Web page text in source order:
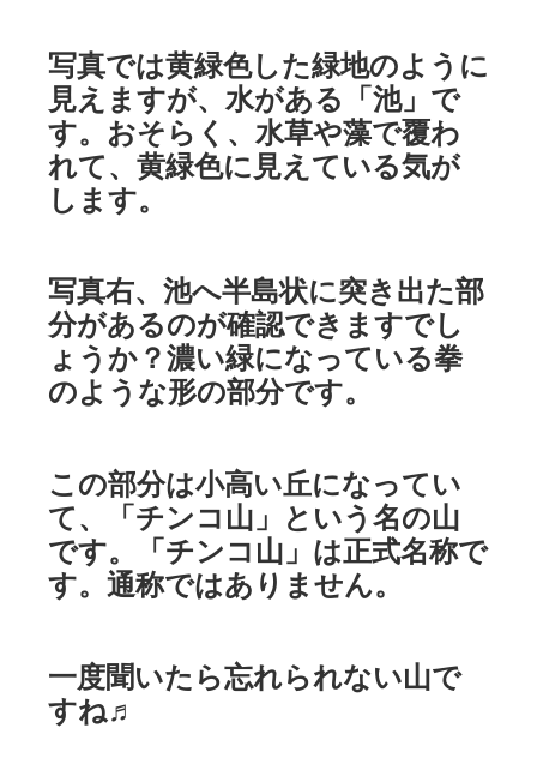
写真では黄緑色した緑地のように
見えますが、水がある「池」で
す。おそらく、水草や藻で覆わ
れて、黄緑色に見えている気が
します。
写真右、池へ半島状に突き出た部
分があるのが確認できますでし
ょうか？濃い緑になっている拳
のような形の部分です。
この部分は小高い丘になってい
て、「チンコ山」という名の山
です。「チンコ山」は正式名称で
す。通称ではありません。
一度聞いたら忘れられない山で
すね♬